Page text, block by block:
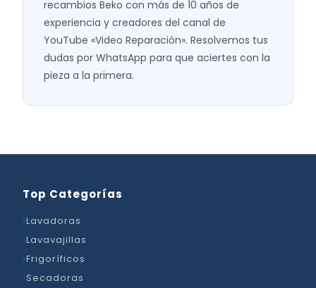
recambios Beko con más de 10 años de
experiencia y creadores del canal de
YouTube «Video Reparación». Resolvemos tus
dudas por WhatsApp para que aciertes con la
pieza a la primera.
Top Categorías
Lavadoras
Lavavajillas
Frigoríficos
Secadoras